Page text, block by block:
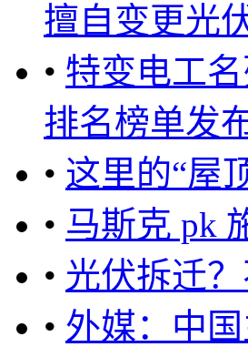
擅自变更光
• 特变电工
排名榜单发
• 这里的“屋
• 马斯克 pk
• 光伏拆迁
• 外媒：中